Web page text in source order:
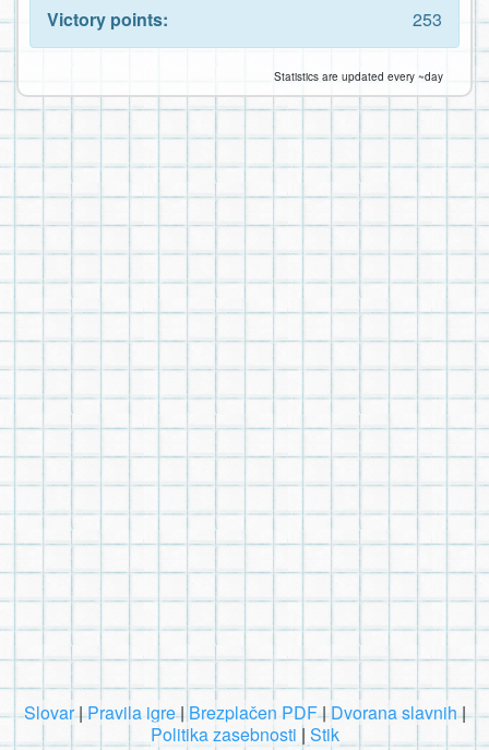
Victory points:
253
Statistics are updated every ~day
Slovar|Pravila igre| Brezplačen PDF|Dvorana slavnih|
Politika zasebnosti | Stik